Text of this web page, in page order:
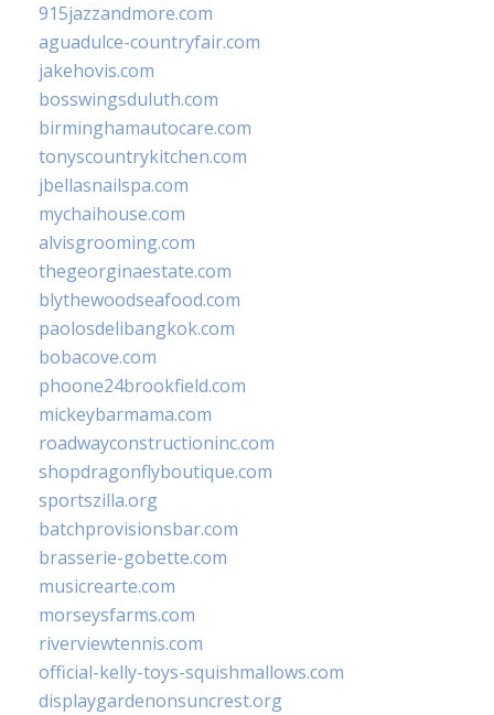
915jazzandmore.com
aguadulce-countryfair.com
jakehovis.com
bosswingsduluth.com
birminghamautocare.com
tonyscountrykitchen.com
jbellasnailspa.com
mychaihouse.com
alvisgrooming.com
thegeorginaestate.com
blythewoodseafood.com
paolosdelibangkok.com
bobacove.com
phoone24brookfield.com
mickeybarmama.com
roadwayconstructioninc.com
shopdragonflyboutique.com
sportszilla.org
batchprovisionsbar.com
brasserie-gobette.com
musicrearte.com
morseysfarms.com
riverviewtennis.com
official-kelly-toys-squishmallows.com
displaygardenonsuncrest.org